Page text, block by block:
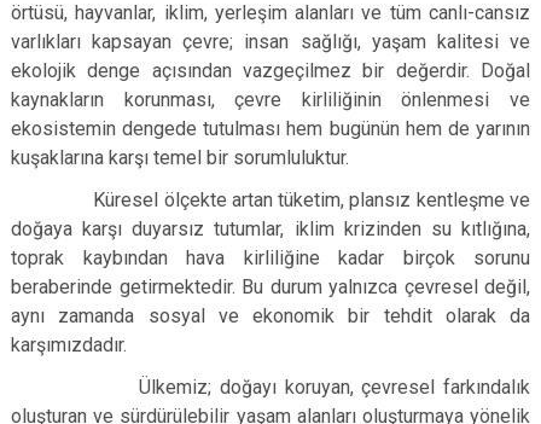
örtüsü, hayvanlar, iklim, yerleşim alanları ve tüm canlı-cansız
varlıkları kapsayan çevre; insan sağlığı, yaşam kalitesi ve
ekolojik denge açısından vazgeçilmez bir değerdir. Doğal
kaynakların korunması, çevre kirliliğinin önlenmesi ve
ekosistemin dengede tutulması hem bugünün hem de yarının
kuşaklarına karşı temel bir sorumluluktur.
Küresel ölçekte artan tüketim, plansız kentleşme ve
doğaya karşı duyarsız tutumlar, iklim krizinden su kıtlığına,
toprak kaybından hava kirliliğine kadar birçok sorunu
beraberinde getirmektedir. Bu durum yalnızca çevresel değil,
aynı zamanda sosyal ve ekonomik bir tehdit olarak da
karşımızdadır.
Ülkemiz; doğayı koruyan, çevresel farkındalık
oluşturan ve sürdürülebilir yaşam alanları oluşturmaya yönelik